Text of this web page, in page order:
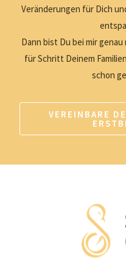
Veränderungen für Dich
Dann bist Du bei mir
für Schritt Deinem
schon
VEREINBARE